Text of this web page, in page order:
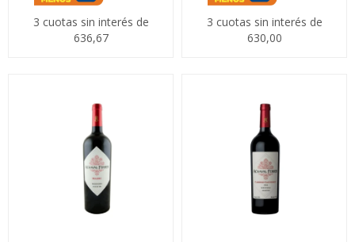
3 cuotas sin interés de
636,67
3 cuotas sin interés de
630,00